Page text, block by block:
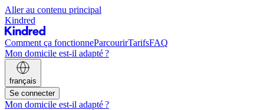
Aller au contenu principal
Kindred
Comment ça fonctionneParcourirTarifsFAQ
Mon domicile est-il adapté ?
français
Se connecter
Mon domicile est-il adapté ?